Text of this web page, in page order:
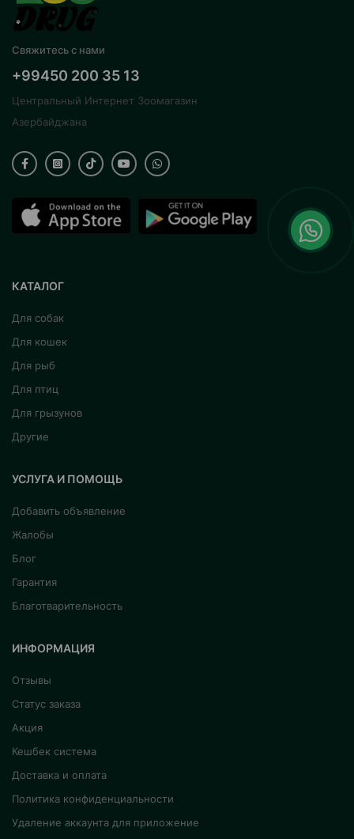
Свяжитесь с нами
+99450 200 35 13
Центральный Интернет Зоомагазин
Азербайджана
КАТАЛОГ
Для собак
Для кошек
Для рыб
Для птиц
Для грызунов
Другие
УСЛУГА И ПОМОЩЬ
Добавить объявление
Жалобы
Блог
Гарантия
Благотварительность
ИНФОРМАЦИЯ
Отзывы
Статус заказа
Акция
Кешбек система
Доставка и оплата
Политика конфиденциальности
Удаление аккаунта для приложение